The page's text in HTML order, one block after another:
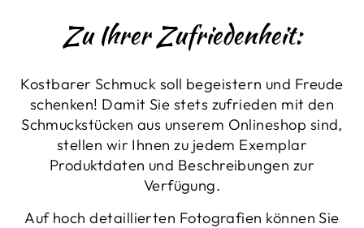
Zu Ihrer Zufriedenheit:
Kostbarer Schmuck soll begeistern und Freude
schenken! Damit Sie stets zufrieden mit den
Schmuckstücken aus unserem Onlineshop sind,
stellen wir Ihnen zu jedem Exemplar
Produktdaten und Beschreibungen zur
Verfügung.
Auf hoch detaillierten Fotografien können Sie